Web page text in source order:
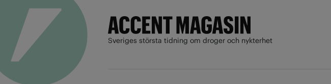
Sveriges största tidning om droger och nykterhet